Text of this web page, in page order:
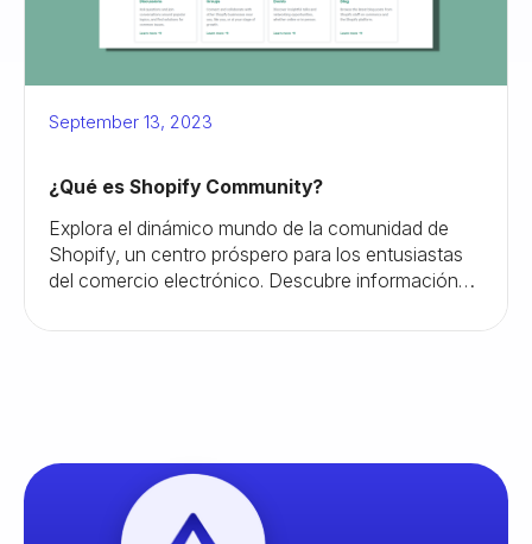
September 13, 2023
¿Qué es Shopify Community?
Explora el dinámico mundo de la comunidad de
Shopify, un centro próspero para los entusiastas
del comercio electrónico. Descubre información
crecer tu negocio en línea de manera efectiva.